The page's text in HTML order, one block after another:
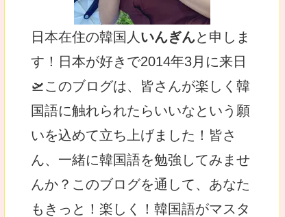
日本在住の韓国人 いんぎんと申しま
す！日本が好きで2014年3月に来日
🛫このブログは、皆さんが楽しく韓
国語に触れられたらいいなという願
いを込めて立ち上げました！皆さ
ん、一緒に韓国語を勉強してみませ
んか？このブログを通して、あなた
もきっと！楽しく！韓国語がマスタ